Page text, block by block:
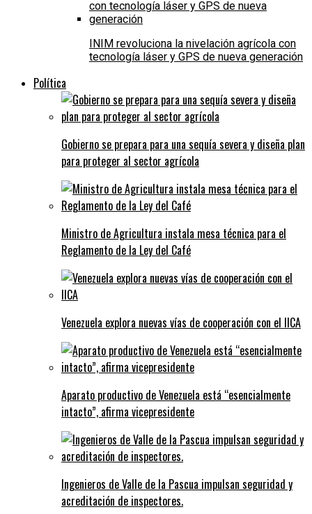
INIM revoluciona la nivelación agrícola con
tecnología láser y GPS de nueva generación
Política
Gobierno se prepara para una sequía severa y diseña plan
para proteger al sector agrícola
Ministro de Agricultura instala mesa técnica para el
Reglamento de la Ley del Café
Venezuela explora nuevas vías de cooperación con el IICA
Aparato productivo de Venezuela está “esencialmente
intacto”, afirma vicepresidente
Ingenieros de Valle de la Pascua impulsan seguridad y
acreditación de inspectores.